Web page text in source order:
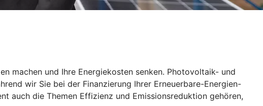
machen und Ihre Energiekosten senken. Photovoltaik- und
wir Sie bei der Finanzierung Ihrer Erneuerbare-Energien-
auch die Themen Effizienz und Emissionsreduktion gehören,